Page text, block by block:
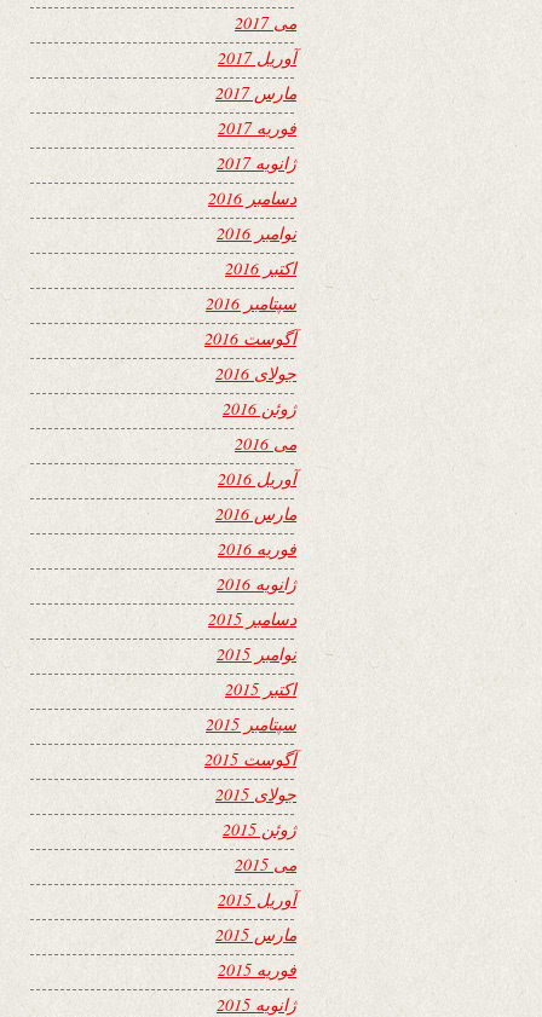
می 2017
آوریل 2017
مارس 2017
فوریه 2017
ژانویه 2017
دسامبر 2016
نوامبر 2016
اکتبر 2016
سپتامبر 2016
آگوست 2016
جولای 2016
ژوئن 2016
می 2016
آوریل 2016
مارس 2016
فوریه 2016
ژانویه 2016
دسامبر 2015
نوامبر 2015
اکتبر 2015
سپتامبر 2015
آگوست 2015
جولای 2015
ژوئن 2015
می 2015
آوریل 2015
مارس 2015
فوریه 2015
ژانویه 2015